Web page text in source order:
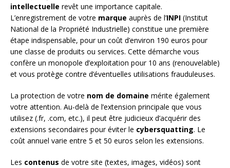
intellectuelle revêt une importance capitale.
L’enregistrement de votre marque auprès de l’INPI (Institut
National de la Propriété Industrielle) constitue une première
étape indispensable, pour un coût d’environ 190 euros pour
une classe de produits ou services. Cette démarche vous
confère un monopole d’exploitation pour 10 ans (renouvelable)
et vous protège contre d’éventuelles utilisations frauduleuses.
La protection de votre nom de domaine mérite également
votre attention. Au-delà de l’extension principale que vous
utilisez (.fr, .com, etc.), il peut être judicieux d’acquérir des
extensions secondaires pour éviter le cybersquatting. Le
coût annuel varie entre 5 et 50 euros selon les extensions.
Les contenus de votre site (textes, images, vidéos) sont